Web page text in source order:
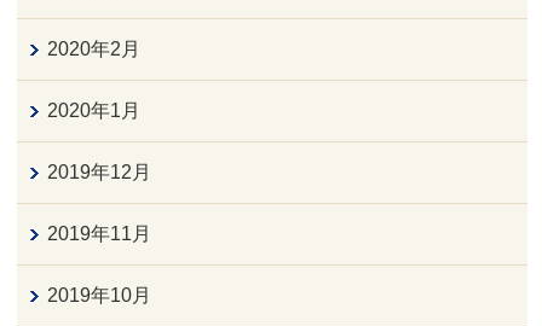
2020年2月
2020年1月
2019年12月
2019年11月
2019年10月